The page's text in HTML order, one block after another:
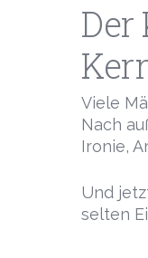
Der
Viele
Nach
Ironie,
Und
selten